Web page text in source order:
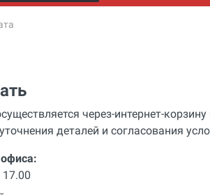
для
труб
систем под
отопления и
через-интернет-
деталей и согласования
17.00